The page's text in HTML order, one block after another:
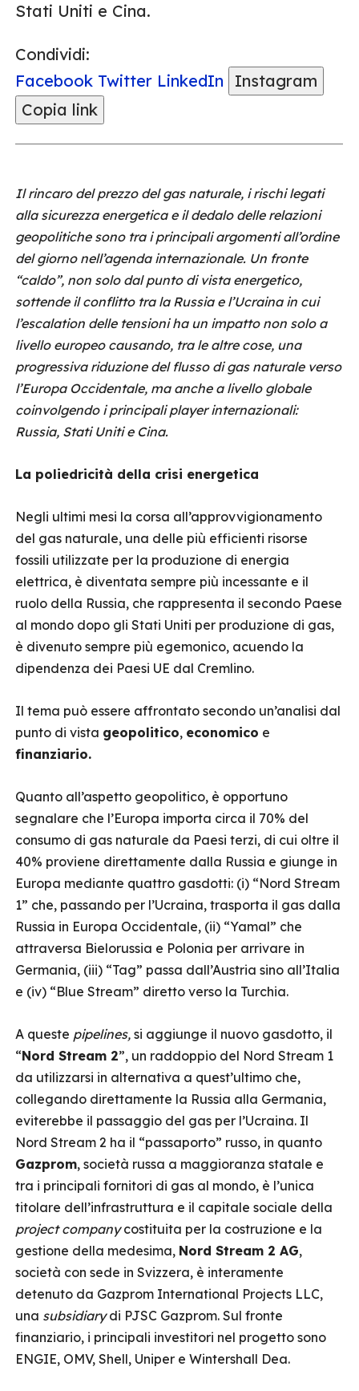
Stati Uniti e Cina.
Condividi:
Facebook Twitter LinkedIn
Instagram
Copia link
Il rincaro del prezzo del gas naturale, i rischi legati
alla sicurezza energetica e il dedalo delle relazioni
geopolitiche sono tra i principali argomenti all’ordine
del giorno nell’agenda internazionale. Un fronte
“caldo”, non solo dal punto di vista energetico,
sottende il conflitto tra la Russia e l’Ucraina in cui
l’escalation delle tensioni ha un impatto non solo a
livello europeo causando, tra le altre cose, una
progressiva riduzione del flusso di gas naturale verso
l’Europa Occidentale, ma anche a livello globale
coinvolgendo i principali player internazionali:
Russia, Stati Uniti e Cina.
La poliedricità della crisi energetica
Negli ultimi mesi la corsa all’approvvigionamento
del gas naturale, una delle più efficienti risorse
fossili utilizzate per la produzione di energia
elettrica, è diventata sempre più incessante e il
ruolo della Russia, che rappresenta il secondo Paese
al mondo dopo gli Stati Uniti per produzione di gas,
è divenuto sempre più egemonico, acuendo la
dipendenza dei Paesi UE dal Cremlino.
Il tema può essere affrontato secondo un’analisi dal
punto di vista geopolitico, economico e
finanziario.
Quanto all’aspetto geopolitico, è opportuno
segnalare che l’Europa importa circa il 70% del
consumo di gas naturale da Paesi terzi, di cui oltre il
40% proviene direttamente dalla Russia e giunge in
Europa mediante quattro gasdotti: (i) “Nord Stream
1” che, passando per l’Ucraina, trasporta il gas dalla
Russia in Europa Occidentale, (ii) “Yamal” che
attraversa Bielorussia e Polonia per arrivare in
Germania, (iii) “Tag” passa dall’Austria sino all’Italia
e (iv) “Blue Stream” diretto verso la Turchia.
A queste pipelines, si aggiunge il nuovo gasdotto, il
“Nord Stream 2”, un raddoppio del Nord Stream 1
da utilizzarsi in alternativa a quest’ultimo che,
collegando direttamente la Russia alla Germania,
eviterebbe il passaggio del gas per l’Ucraina. Il
Nord Stream 2 ha il “passaporto” russo, in quanto
Gazprom, società russa a maggioranza statale e
tra i principali fornitori di gas al mondo, è l’unica
titolare dell’infrastruttura e il capitale sociale della
project companycostituita per la costruzione e la
gestione della medesima, Nord Stream 2 AG,
società con sede in Svizzera, è interamente
detenuto da Gazprom International Projects LLC,
una subsidiarydi PJSC Gazprom. Sul fronte
finanziario, i principali investitori nel progetto sono
ENGIE, OMV, Shell, Uniper e Wintershall Dea.